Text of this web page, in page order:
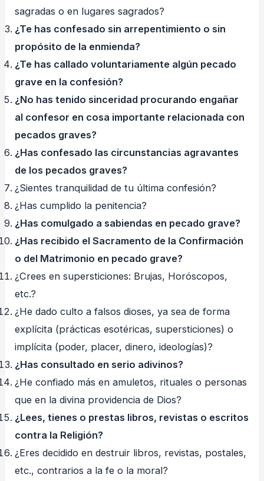
sagradas o en lugares sagrados?
¿Te has confesado sin arrepentimiento o sin
propósito de la enmienda?
¿Te has callado voluntariamente algún pecado
grave en la confesión?
¿No has tenido sinceridad procurando engañar
al confesor en cosa importante relacionada con
pecados graves?
¿Has confesado las circunstancias agravantes
de los pecados graves?
¿Sientes tranquilidad de tu última confesión?
¿Has cumplido la penitencia?
¿Has comulgado a sabiendas en pecado grave?
¿Has recibido el Sacramento de la Confirmación
o del Matrimonio en pecado grave?
¿Crees en supersticiones: Brujas, Horóscopos,
etc.?
¿He dado culto a falsos dioses, ya sea de forma
explícita (prácticas esotéricas, supersticiones) o
implícita (poder, placer, dinero, ideologías)?
¿Has consultado en serio adivinos?
¿He confiado más en amuletos, rituales o personas
que en la divina providencia de Dios?
¿Lees, tienes o prestas libros, revistas o escritos
contra la Religión?
¿Eres decidido en destruir libros, revistas, postales,
etc., contrarios a la fe o la moral?